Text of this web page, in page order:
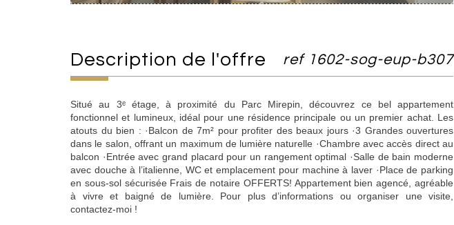
description de l'offre ref 1602-sog-eup-b307
Situé au 3ᵉ étage, à proximité du Parc Mirepin, découvrez ce bel appartement
fonctionnel et lumineux, idéal pour une résidence principale ou un premier achat. Les
atouts du bien : ·Balcon de 7m² pour profiter des beaux jours ·3 Grandes ouvertures
dans le salon, offrant un maximum de lumière naturelle ·Chambre avec accès direct au
balcon ·Entrée avec grand placard pour un rangement optimal ·Salle de bain moderne
avec douche à l’italienne, WC et emplacement pour machine à laver ·Place de parking
en sous-sol sécurisée Frais de notaire OFFERTS! Appartement bien agencé, agréable
à vivre et baigné de lumière. Pour plus d’informations ou organiser une visite,
contactez-moi !